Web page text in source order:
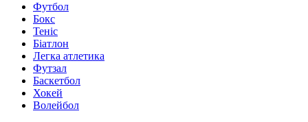
Футбол
Бокс
Теніс
Біатлон
Легка атлетика
Футзал
Баскетбол
Хокей
Волейбол